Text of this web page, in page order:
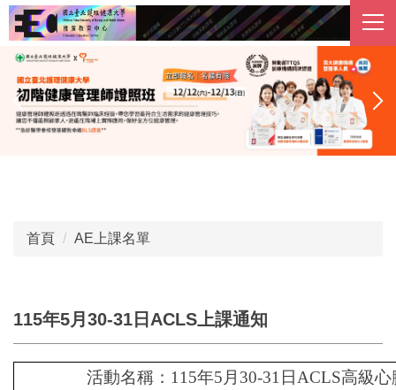
跳
到
主
要
內
容
首頁 AE上課名單
115年5月30-31日ACLS上課通知
活動名稱：115年5月30-31日ACLS高級